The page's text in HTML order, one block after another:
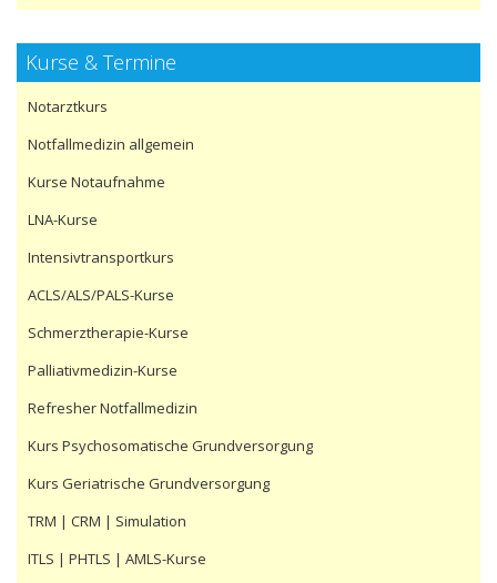
Kurse & Termine
Notarztkurs
Notfallmedizin allgemein
Kurse Notaufnahme
LNA-Kurse
Intensivtransportkurs
ACLS/ALS/PALS-Kurse
Schmerztherapie-Kurse
Palliativmedizin-Kurse
Refresher Notfallmedizin
Kurs Psychosomatische Grundversorgung
Kurs Geriatrische Grundversorgung
TRM | CRM | Simulation
ITLS | PHTLS | AMLS-Kurse